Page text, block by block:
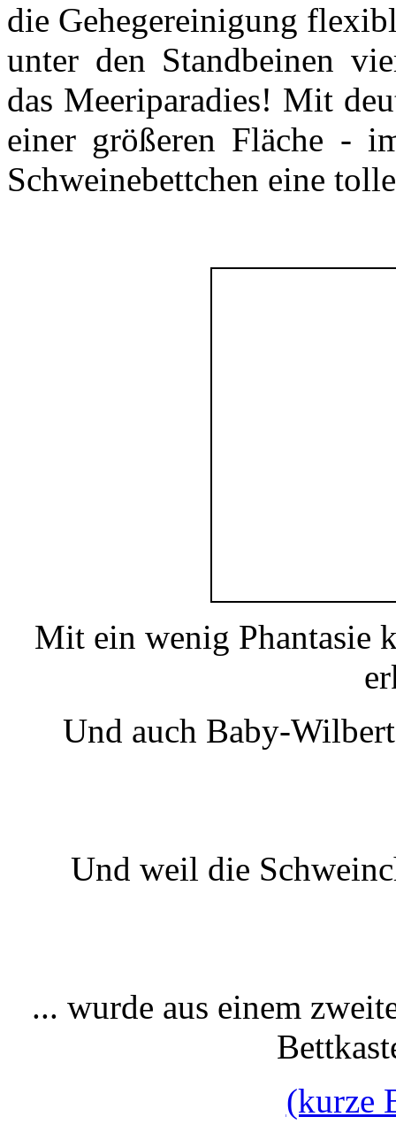
die Gehegereinigung
unter den Standbeinen
das Meeriparadies! Mit
einer größeren Fläche -
Schweinebettchen eine
Mit ein wenig Phantasie
Und auch Baby-
Und weil die
... wurde aus einem
(kurze